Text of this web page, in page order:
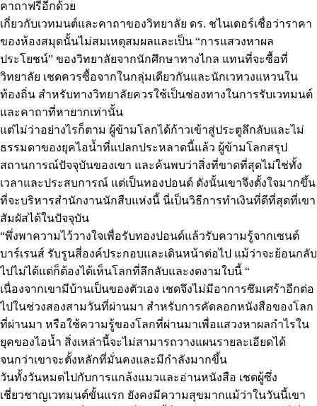
คาถาฟรีอีกด้วย
เกี่ยวกับเวทมนต์และคาถาของวิทยาลัย ดร. ชไนเดอร์เชื่อว่าราคา
ของห้องสมุดนั้นไม่สมเหตุสมผลและเป็น “การแสวงหาผล
ประโยชน์” ของวิทยาลัยจากนักศึกษาทางไกล แทนที่จะซื้อที่
วิทยาลัย เชดควรซื้อจากในกลุ่มเดียวกันและนักเวทวงแหวนใน
ท้องถิ่น สำหรับทางวิทยาลัยควรใช้เป็นช่องทางในการรับเวทมนต์
และคาถาที่หายากเท่านั้น
แต่ไม่ว่าอย่างไรก็ตาม ผู้ข้ามโลกได้ก้าวเข้าสู่ประตูลึกลับและไม่
ธรรมดาของยุคไอน้ำที่แปลกประหลาดนี้แล้ว ผู้ข้ามโลกสรุป
สถานการณ์ปัจจุบันของเขา และค้นพบว่าสิ่งที่ขาดที่สุดไม่ใช่ทั้ง
เวลาและประสบการณ์ แต่เป็นทองปอนด์ ดังนั้นเขาจึงตั้งใจมากขึ้น
ที่จะบริหารสำนักงานนักสืบแห่งนี้ นี่เป็นวิธีการทำเงินที่ดีที่สุดที่เขา
สัมผัสได้ในปัจจุบัน
“พึ่งพาความไว้วางใจเพื่อรับทองปอนด์แล้วรับความรู้จากเซนต์
บาร์เรนส์ รับรูนสี่องค์ประกอบและเดินหน้าต่อไป แม้ว่าจะย้อนกลับ
ไปไม่ได้แต่ก็ต้องได้เห็นโลกที่ลึกลับและงดงามใบนี้ “
เนื่องจากเขามีบ้านเป็นของตัวเอง เชดจึงไม่มีอาการซึมเศร้าอีกต่อ
ไปในช่วงสองสามวันที่ผ่านมา สำหรับการคัดลอกหนังสือของโลก
ที่ผ่านมา หรือใช้ความรู้ของโลกที่ผ่านมาเพื่อแสวงหาผลกำไรใน
ยุคของไอน้ำ สิ่งเหล่านี้จะไม่สามารถวางแผนรายละเอียดได้
จนกว่าเขาจะตั้งหลักที่มั่นคงและมีกำลังมากขึ้น
วันทั้งวันหมดไปกับการแกล้งแมวและอ่านหนังสือ เชดผู้ซึ่ง
เชี่ยวชาญเวทมนต์ขั้นแรก ยังคงมีความสุขมากแม้ว่าในวันนี้เขา